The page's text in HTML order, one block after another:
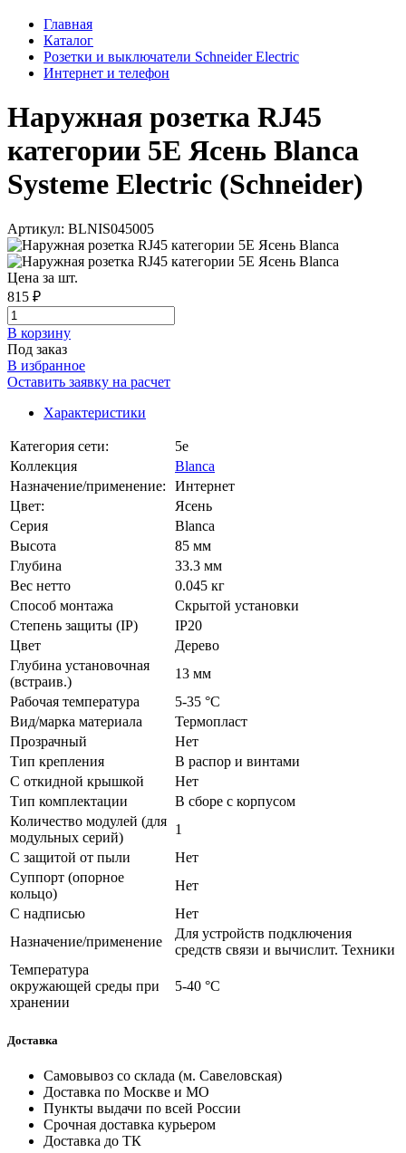
Главная
Каталог
Розетки и выключатели Schneider Electric
Интернет и телефон
Наружная розетка RJ45
категории 5E Ясень Blanca
Systeme Electric (Schneider)
Артикул: BLNIS045005
Цена за шт.
815 ₽
В корзинy
Под заказ
В избранное
Оставить заявку на расчет
Характеристики
Категория сети:
5e
Коллекция
Blanca
Назначение/применение:
Интернет
Цвет:
Ясень
Серия
Blanca
Высота
85 мм
Глубина
33.3 мм
Вес нетто
0.045 кг
Способ монтажа
Скрытой установки
Степень защиты (IP)
IP20
Цвет
Дерево
Глубина установочная
(встраив.)
13 мм
Рабочая температура
5-35 °C
Вид/марка материала
Термопласт
Прозрачный
Нет
Тип крепления
В распор и винтами
С откидной крышкой
Нет
Тип комплектации
В сборе с корпусом
Количество модулей (для
модульных серий)
1
С защитой от пыли
Нет
Суппорт (опорное
кольцо)
Нет
С надписью
Нет
Назначение/применение
Для устройств подключения
средств связи и вычислит. Техники
Температура
окружающей среды при
хранении
5-40 °C
Доставка
Самовывоз со склада (м. Савеловская)
Доставка по Москве и МО
Пункты выдачи по всей России
Срочная доставка курьером
Доставка до ТК